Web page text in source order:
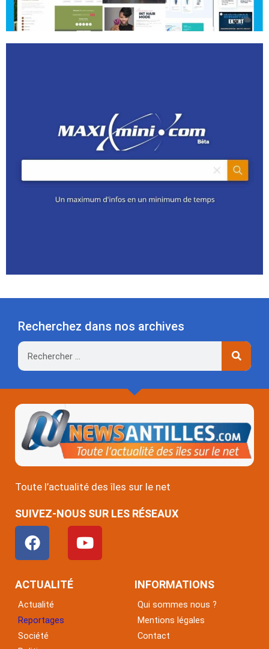
Recherchez dans nos archives
Rechercher
Toute l’actualité des îles sur le net
SUIVEZ-NOUS SUR LES RÉSEAUX
F
a
c
e
o
o
k
Y
o
u
ACTUALITÉ
Actualité
Reportages
Société
INFORMATIONS
Qui sommes nous ?
Mentions légales
Contact